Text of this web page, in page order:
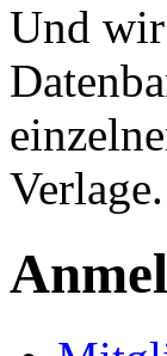
Und wir
Verlage.